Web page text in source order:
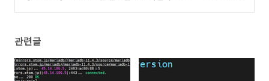
관련글